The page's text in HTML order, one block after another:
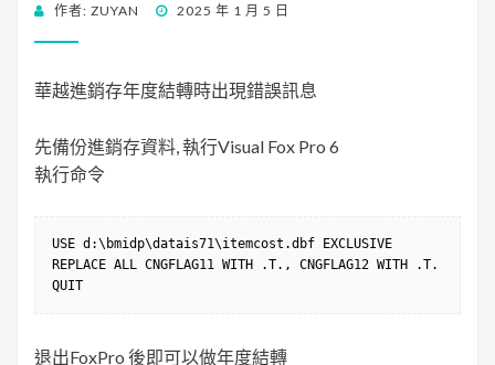
作者: ZUYAN
發 2025 年 1 月 5 日
華越進銷存年度結轉時出現錯誤訊息
先備份進銷存資料, 執行Visual Fox Pro 6
執行命令
USE d:\bmidp\datais71\itemcost.dbf EXCLUSIVE
REPLACE ALL CNGFLAG11 WITH .T., CNGFLAG12 WITH .T.
QUIT
退出FoxPro 後即可以做年度結轉